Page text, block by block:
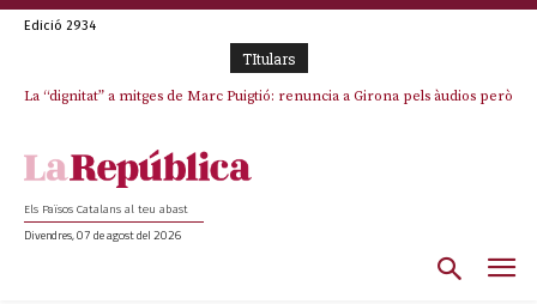
Edició 2934
TItulars
La “dignitat” a mitges de Marc Puigtió: renuncia a Girona pels àudios però
Junts exigeix que Catalunya quedi “fora” del repartiment dels menors
Els Països Catalans al teu abast
Divendres, 07 de agost del 2026